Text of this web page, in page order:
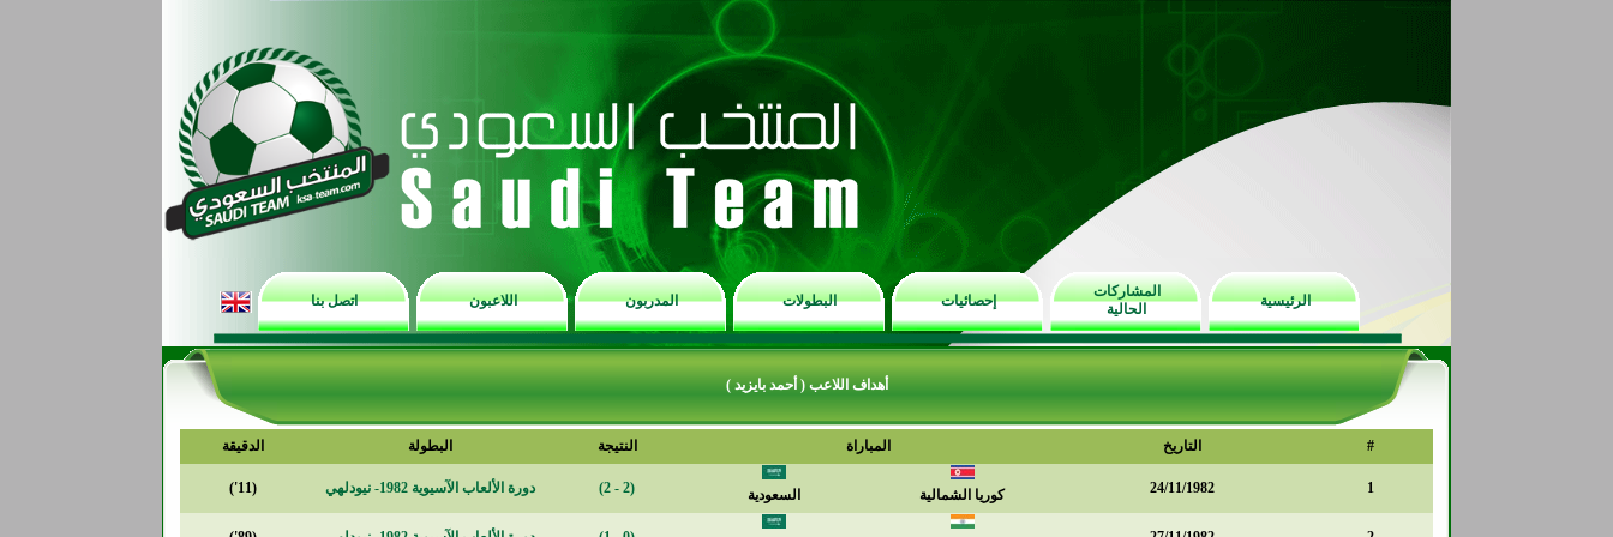
الرئيسية
المشاركات
الحالية
إحصائيات البطولات المدربون اللاعبون اتصل بنا
أهداف اللاعب ( أحمد بايزيد )
# التاريخ المباراة النتيجة البطولة الدقيقة
1
24/11/1982 كوريا الشمالية السعودية (2 - 2) دورة الألعاب الآسيوية 1982- نيودلهي (11')